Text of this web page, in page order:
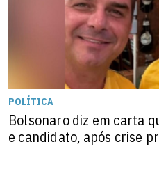
POLÍTICA
Bolsonaro diz em carta
e candidato, após crise